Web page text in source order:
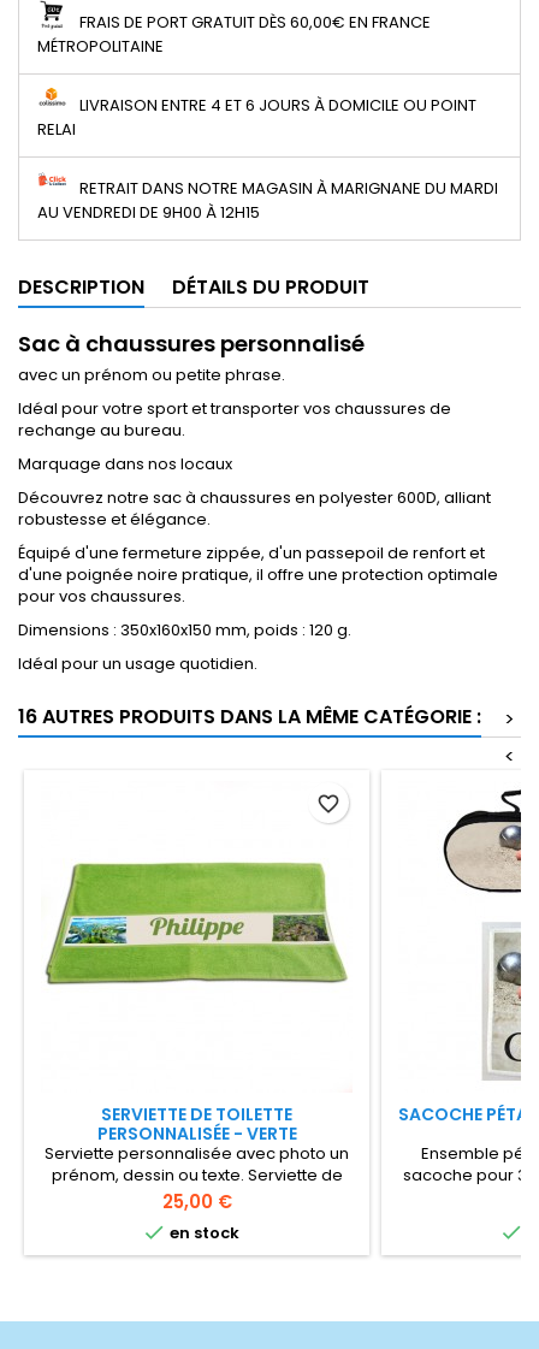
FRAIS DE PORT GRATUIT DÈS 60,00€ EN FRANCE
MÉTROPOLITAINE
LIVRAISON ENTRE 4 ET 6 JOURS À DOMICILE OU POINT
RELAI
RETRAIT DANS NOTRE MAGASIN À MARIGNANE DU MARDI
AU VENDREDI DE 9H00 À 12H15
DESCRIPTION DÉTAILS DU PRODUIT
Sac à chaussures personnalisé
avec un prénom ou petite phrase.
Idéal pour votre sport et transporter vos chaussures de
rechange au bureau.
Marquage dans nos locaux
Découvrez notre sac à chaussures en polyester 600D, alliant
robustesse et élégance.
Équipé d'une fermeture zippée, d'un passepoil de renfort et
d'une poignée noire pratique, il offre une protection optimale
pour vos chaussures.
Dimensions : 350x160x150 mm, poids : 120 g.
Idéal pour un usage quotidien.
16 AUTRES PRODUITS DANS LA MÊME CATÉGORIE :
>
<
SERVIETTE DE TOILETTE
PERSONNALISÉE - VERTE
Serviette personnalisée avec photo un
prénom, dessin ou texte. Serviette de
douche 70x140 cm couleur vert pomme
en éponge de grande qualité et un
bandeau blanc en polyester
personnalisable
Prix
25,00 €
 en stock
favorite_border
SACOCHE
Ensemble
sacoche pour 3
